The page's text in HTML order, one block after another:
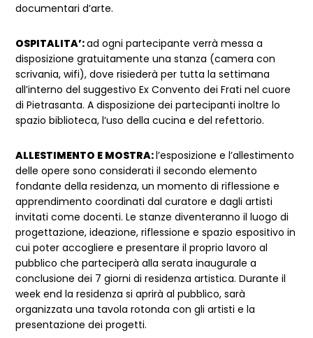
documentari d’arte.
OSPITALITA’:ad ogni partecipante verrà messa a
disposizione gratuitamente una stanza (camera con
scrivania, wifi), dove risiederà per tutta la settimana
all’interno del suggestivo Ex Convento dei Frati nel cuore
di Pietrasanta. A disposizione dei partecipanti inoltre lo
spazio biblioteca, l’uso della cucina e del refettorio.
ALLESTIMENTO E MOSTRA:l’esposizione e l’allestimento
delle opere sono considerati il secondo elemento
fondante della residenza, un momento di riflessione e
apprendimento coordinati dal curatore e dagli artisti
invitati come docenti. Le stanze diventeranno il luogo di
progettazione, ideazione, riflessione e spazio espositivo in
cui poter accogliere e presentare il proprio lavoro al
pubblico che parteciperà alla serata inaugurale a
conclusione dei 7 giorni di residenza artistica. Durante il
week end la residenza si aprirà al pubblico, sarà
organizzata una tavola rotonda con gli artisti e la
presentazione dei progetti.